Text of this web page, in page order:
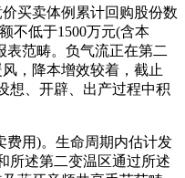
买卖体例累计回购股份数
不低于1500万元(含本
表范畴。负气流正在第二
，降本增效较着，截止
想、开辟、出产过程中积
用)。生命周期内估计发
所述第二变温区通过所述